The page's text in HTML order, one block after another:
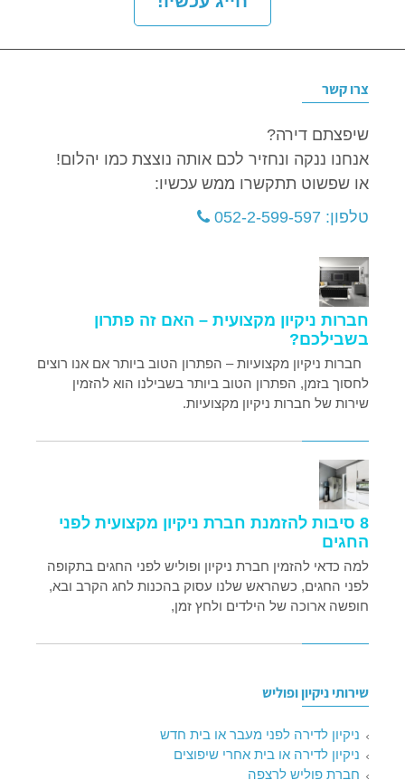
צרו קשר
שיפצתם דירה?
אנחנו ננקה ונחזיר לכם אותה נוצצת כמו יהלום!
או שפשוט תתקשרו ממש עכשיו:
טלפון: 052-2-599-597
חברות ניקיון מקצועית – האם זה פתרון
בשבילכם?
חברות ניקיון מקצועיות – הפתרון הטוב ביותר אם אנו רוצים
לחסוך בזמן, הפתרון הטוב ביותר בשבילנו הוא להזמין
שירות של חברות ניקיון מקצועיות.
8 סיבות להזמנת חברת ניקיון מקצועית לפני
החגים
למה כדאי להזמין חברת ניקיון ופוליש לפני החגים בתקופה
לפני החגים, כשהראש שלנו עסוק בהכנות לחג הקרב ובא,
חופשה ארוכה של הילדים ולחץ זמן,
שירותי ניקיון ופוליש
ניקיון לדירה לפני מעבר או בית חדש
ניקיון לדירה או בית אחרי שיפוצים
חברת פוליש לרצפה